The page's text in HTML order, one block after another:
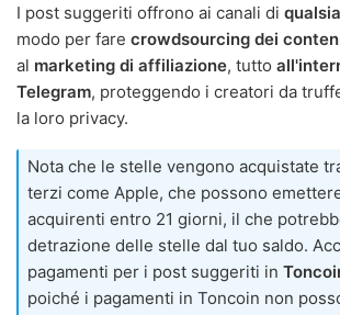
I post suggeriti offrono ai canali di
modo per fare crowdsourcing dei
al marketing di affiliazione, tutto
Telegram, proteggendo i creatori da
la loro privacy.
Nota che le stelle vengono acquistate
terzi come Apple, che possono
acquirenti entro 21 giorni, il che
detrazione delle stelle dal tuo saldo.
pagamenti per i post suggeriti in
poiché i pagamenti in Toncoin non